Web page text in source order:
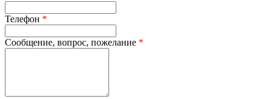
Телефон *
Сообщение, вопрос, пожелание *